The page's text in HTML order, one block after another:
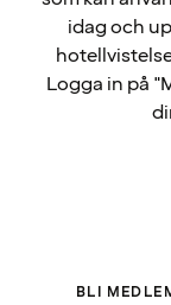
idag och
Logga in på
BLI